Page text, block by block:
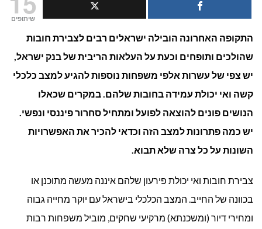
הליך
של
שיתופים
התקופה האחרונה הובילה ישראלים רבים לצבירת חובות
שהולכים ותופחים וכעת על העלאות הריבית של בנק ישראל,
יש צפי של עשרות אלפי משפחות נוספות להגיע למצב כלכלי
קשה ואי יכולת עמידה בחובות שלהם. במקרים שכאלו
הנושים פונים להוצאה לפועל ומתחיל סחרור פיננסי ונפשי.
יש כמה פתרונות למצב הזה וכדאי להכיר את האפשרויות
השונות על כל צרה שלא תבוא.
צבירת חובות ואי יכולת פירעון שלהם איננה מעשה מתוכנן או
בכוונה של החייב. המצב הכלכלי בישראל עם יוקר מחייה גבוה
ומחירי דיור (ומשכנתא) מרקיעי שחקים, מוביל משפחות רבות